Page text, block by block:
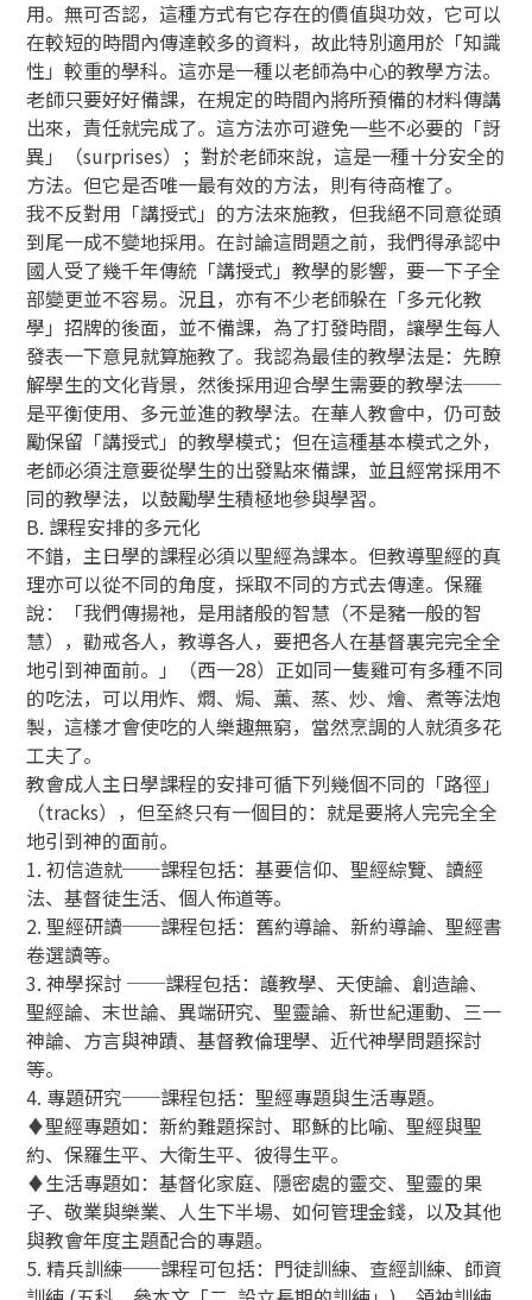
用。無可否認，這種方式有它存在的價值與功效，它可以
在較短的時間內傳達較多的資料，故此特別適用於「知識
性」較重的學科。這亦是一種以老師為中心的教學方法。
老師只要好好備課，在規定的時間內將所預備的材料傳講
出來，責任就完成了。這方法亦可避免一些不必要的「訝
異」（surprises）；對於老師來說，這是一種十分安全的
方法。但它是否唯一最有效的方法，則有待商榷了。
我不反對用「講授式」的方法來施教，但我絕不同意從頭
到尾一成不變地採用。在討論這問題之前，我們得承認中
國人受了幾千年傳統「講授式」教學的影響，要一下子全
部變更並不容易。況且，亦有不少老師躲在「多元化教
學」招牌的後面，並不備課，為了打發時間，讓學生每人
發表一下意見就算施教了。我認為最佳的教學法是：先瞭
解學生的文化背景，然後採用迎合學生需要的教學法──
是平衡使用、多元並進的教學法。在華人教會中，仍可鼓
勵保留「講授式」的教學模式；但在這種基本模式之外，
老師必須注意要從學生的出發點來備課，並且經常採用不
同的教學法，以鼓勵學生積極地參與學習。
B. 課程安排的多元化
不錯，主日學的課程必須以聖經為課本。但教導聖經的真
理亦可以從不同的角度，採取不同的方式去傳達。保羅
說：「我們傳揚祂，是用諸般的智慧（不是豬一般的智
慧），勸戒各人，教導各人，要把各人在基督裏完完全全
地引到神面前。」（西一28）正如同一隻雞可有多種不同
的吃法，可以用炸、燜、焗、薰、蒸、炒、燴、煮等法炮
製，這樣才會使吃的人樂趣無窮，當然烹調的人就須多花
工夫了。
教會成人主日學課程的安排可循下列幾個不同的「路徑」
（tracks），但至終只有一個目的：就是要將人完完全全
地引到神的面前。
1. 初信造就──課程包括：基要信仰、聖經綜覽、讀經
法、基督徒生活、個人佈道等。
2. 聖經研讀──課程包括：舊約導論、新約導論、聖經書
卷選讀等。
3. 神學探討 ──課程包括：護教學、天使論、創造論、
聖經論、末世論、異端研究、聖靈論、新世紀運動、三一
神論、方言與神蹟、基督教倫理學、近代神學問題探討
等。
4. 專題研究──課程包括：聖經專題與生活專題。
♦聖經專題如：新約難題探討、耶穌的比喻、聖經與聖
約、保羅生平、大衛生平、彼得生平。
♦生活專題如：基督化家庭、隱密處的靈交、聖靈的果
子、敬業與樂業、人生下半場、如何管理金錢，以及其他
與教會年度主題配合的專題。
5. 精兵訓練──課程可包括：門徒訓練、查經訓練、師資